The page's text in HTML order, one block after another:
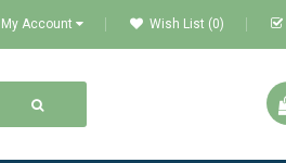
My Account Wish List (0)